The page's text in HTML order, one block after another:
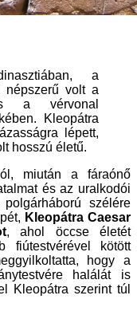
a
népszerű volt a
a vérvonal
Kleopátra
lépett,
hosszú életű.
miután a fáraónő
és az uralkodói
szélére
Kleopátra Caesar
, ahol öccse életét
fiútestvérével kötött
hogy a
halálát is
Kleopátra szerint túl